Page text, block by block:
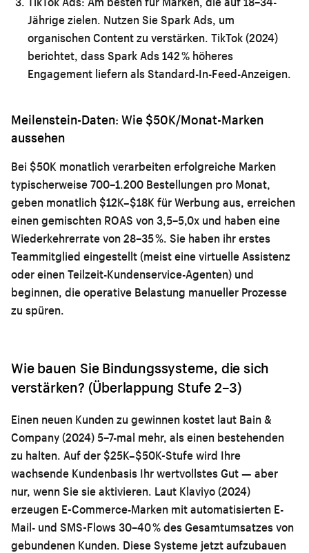
Jährige zielen. Nutzen Sie Spark Ads, um
organischen Content zu verstärken. TikTok (2024)
berichtet, dass Spark Ads 142 % höheres
Engagement liefern als Standard-In-Feed-Anzeigen.
Meilenstein-Daten: Wie $50K/Monat-Marken
aussehen
Bei $50K monatlich verarbeiten erfolgreiche Marken
typischerweise 700–1.200 Bestellungen pro Monat,
geben monatlich $12K–$18K für Werbung aus, erreichen
einen gemischten ROAS von 3,5–5,0x und haben eine
Wiederkehrerrate von 28–35 %. Sie haben ihr erstes
Teammitglied eingestellt (meist eine virtuelle Assistenz
oder einen Teilzeit-Kundenservice-Agenten) und
beginnen, die operative Belastung manueller Prozesse
zu spüren.
Wie bauen Sie Bindungssysteme, die sich
verstärken? (Überlappung Stufe 2–3)
Einen neuen Kunden zu gewinnen kostet laut Bain &
Company (2024) 5–7-mal mehr, als einen bestehenden
zu halten. Auf der $25K–$50K-Stufe wird Ihre
wachsende Kundenbasis Ihr wertvollstes Gut — aber
nur, wenn Sie sie aktivieren. Laut Klaviyo (2024)
erzeugen E-Commerce-Marken mit automatisierten E-
Mail- und SMS-Flows 30–40 % des Gesamtumsatzes von
gebundenen Kunden. Diese Systeme jetzt aufzubauen